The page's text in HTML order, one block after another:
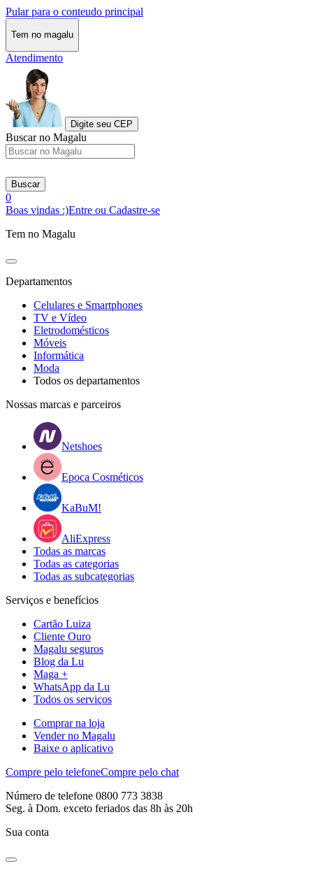
Pular para o conteudo principal
Tem no magalu
Atendimento
Digite seu CEP
Buscar no Magalu
Buscar
0
Boas vindas :)Entre ou Cadastre-se
Tem no Magalu
Departamentos
Celulares e Smartphones
TV e Vídeo
Eletrodomésticos
Móveis
Informática
Moda
Todos os departamentos
Nossas marcas e parceiros
Netshoes
Epoca Cosméticos
KaBuM!
AliExpress
Todas as marcas
Todas as categorias
Todas as subcategorias
Serviços e benefícios
Cartão Luiza
Cliente Ouro
Magalu seguros
Blog da Lu
Maga +
WhatsApp da Lu
Todos os serviços
Comprar na loja
Vender no Magalu
Baixe o aplicativo
Compre pelo telefoneCompre pelo chat
Número de telefone 0800 773 3838
Seg. à Dom. exceto feriados das 8h às 20h
Sua conta